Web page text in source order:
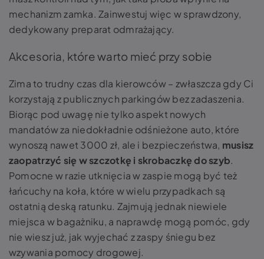
mechanizm zamka. Zainwestuj więc w sprawdzony,
dedykowany preparat odmrażający.
Akcesoria, które warto mieć przy sobie
Zima to trudny czas dla kierowców – zwłaszcza gdy Ci
korzystają z publicznych parkingów bez zadaszenia.
Biorąc pod uwagę nie tylko aspekt nowych
mandatów za niedokładnie odśnieżone auto, które
wynoszą nawet 3000 zł, ale i bezpieczeństwa, musisz
zaopatrzyć się w szczotkę i skrobaczkę do szyb.
Pomocne w razie utknięcia w zaspie mogą być też
łańcuchy na koła, które w wielu przypadkach są
ostatnią deską ratunku. Zajmują jednak niewiele
miejsca w bagażniku, a naprawdę mogą pomóc, gdy
nie wiesz już, jak wyjechać z zaspy śniegu bez
wzywania pomocy drogowej.